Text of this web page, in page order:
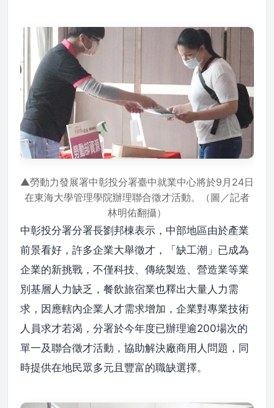
▲勞動力發展署中彰投分署臺中就業中心將於9月24日
在東海大學管理學院辦理聯合徵才活動。（圖／記者
林明佑翻攝）
中彰投分署分署長劉邦棟表示，中部地區由於產業
前景看好，許多企業大舉徵才，「缺工潮」已成為
企業的新挑戰，不僅科技、傳統製造、營造業等業
別基層人力缺乏，餐飲旅宿業也釋出大量人力需
求，因應轄內企業人才需求增加，企業對專業技術
人員求才若渴，分署於今年度已辦理逾200場次的
單一及聯合徵才活動，協助解決廠商用人問題，同
時提供在地民眾多元且豐富的職缺選擇。